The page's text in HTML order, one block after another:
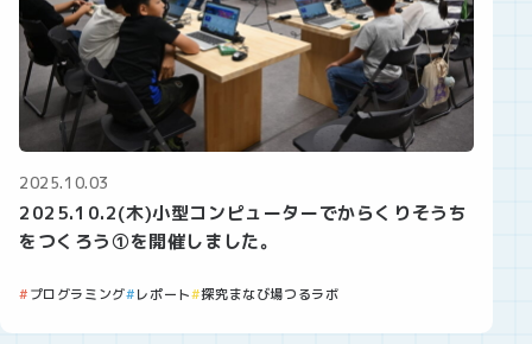
2025.10.03
2025.10.2(木)小型コンピューターでからくりそうち
をつくろう①を開催しました。
プログラミング レポート 探究まなび場つるラボ